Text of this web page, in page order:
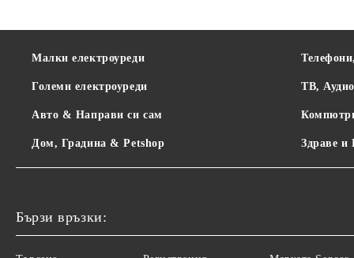
Малки електроуреди
Големи електроуреди
Авто & Направи си сам
Дом, Градина & Petshop
ТВ,
Здраве и
Бързи връзки: